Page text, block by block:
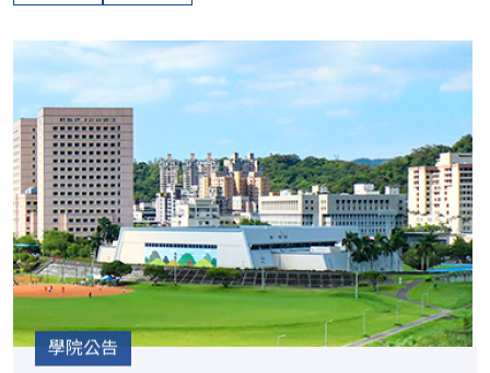
學院公告